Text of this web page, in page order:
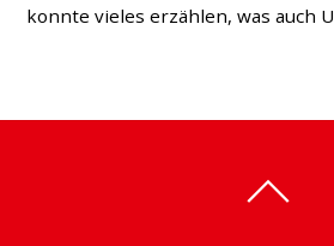
konnte vieles erzählen, was auch